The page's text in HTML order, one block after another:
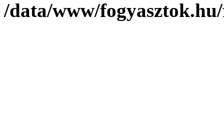
/data/www/